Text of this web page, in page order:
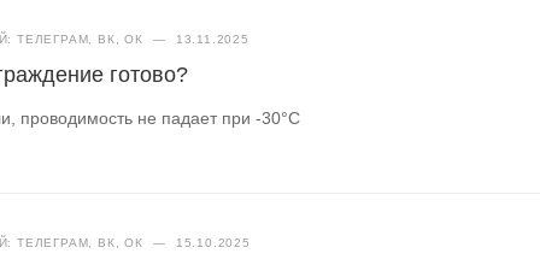
ТЕЛЕГРАМ, ВК, ОК — 13.11.2025
готово?
проводимость не падает при -30°C
ТЕЛЕГРАМ, ВК, ОК — 15.10.2025